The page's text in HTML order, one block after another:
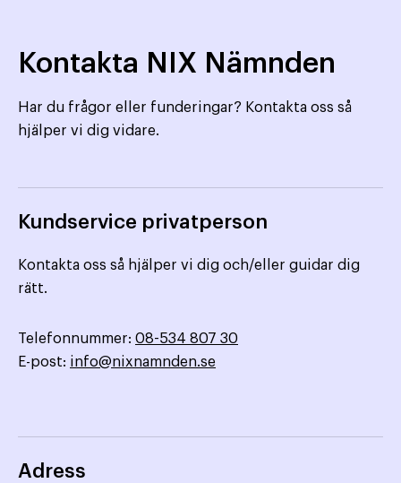
Kontakta NIX Nämnden
Har du frågor eller funderingar? Kontakta oss så
hjälper vi dig vidare.
Kundservice privatperson
Kontakta oss så hjälper vi dig och/eller guidar dig
rätt.
Telefonnummer: 08-534 807 30
E-post: info@nixnamnden.se
Adress